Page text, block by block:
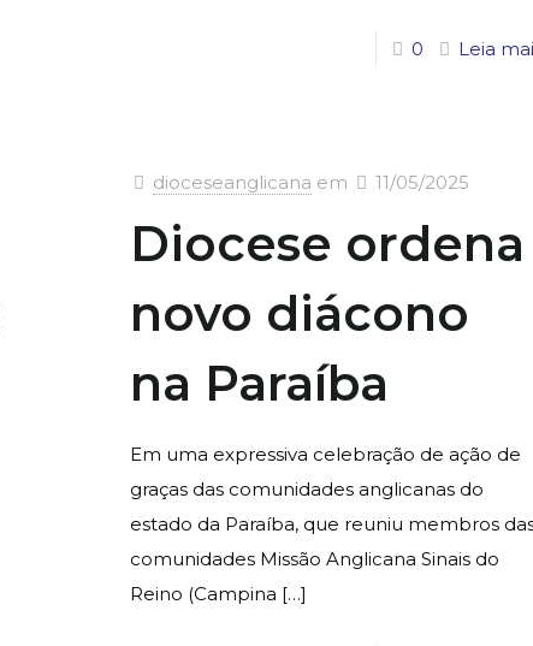
0 Leia
dioceseanglicana em 11/05/2025
Diocese ordena
novo diácono
na Paraíba
Em uma expressiva celebração de ação de
graças das comunidades anglicanas do
estado da Paraíba, que reuniu membros
comunidades Missão Anglicana Sinais do
Reino (Campina […]